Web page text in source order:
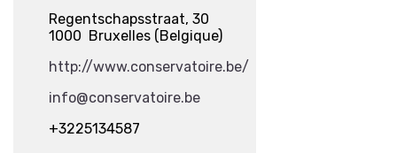
Regentschapsstraat, 30
1000 Bruxelles (Belgique)
http://www.conservatoire.be/
info@conservatoire.be
+3225134587